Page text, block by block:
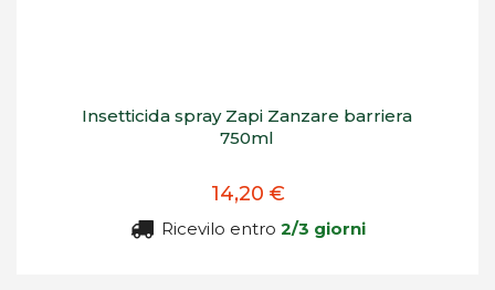
Insetticida spray Zapi Zanzare barriera
750ml
14,20 €
Ricevilo entro 2/3 giorni